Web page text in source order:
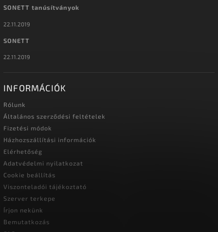
SONETT tanúsítványok
22.11.2019
SONETT
22.11.2019
INFORMÁCIÓK
Rólunk
Általános szerződési feltételek
Fizetési módok
Házhozszállítási információk
Elérhetőség
Adatvédelmi nyilatkozat
Cookie beállítás
Viszonteladói tájékoztató
Szerver terkepe
Írjon nekünk
Bemutatkozás